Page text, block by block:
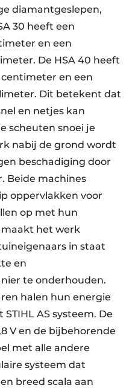
diamantgeslepen,
30 heeft een
en een
De HSA 40 heeft
en een
Dit betekent dat
en netjes kan
scheuten snoei je
nabij de grond wordt
beschadiging door
Beide machines
oppervlakken voor
op met hun
het werk
in staat
en
te onderhouden.
halen hun energie
AS systeem. De
V en de bijbehorende
met alle andere
systeem dat
breed scala aan